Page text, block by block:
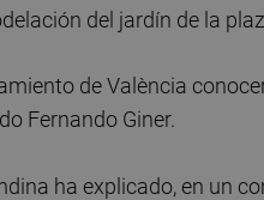
del jardín de la
de València
Fernando Giner.
ha explicado, en un